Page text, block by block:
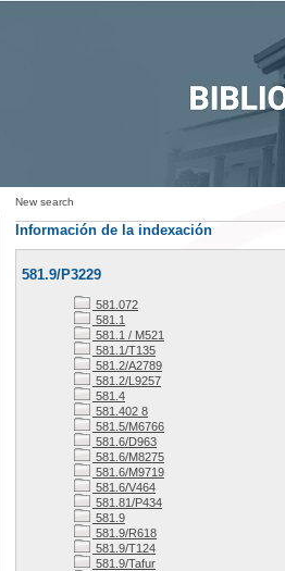
New search
Información de la indexación
581.9/P3229
581.072
581.1
581.1 / M521
581.1/T135
581.2/A2789
581.2/L9257
581.4
581.402 8
581.5/M6766
581.6/D963
581.6/M8275
581.6/M9719
581.6/V464
581.81/P434
581.9
581.9/R618
581.9/T124
581.9/Tafur